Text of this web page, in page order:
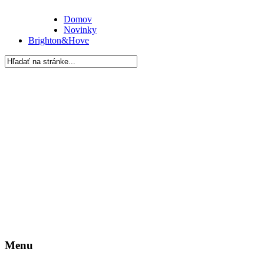
Domov
Novinky
Brighton&Hove
Menu